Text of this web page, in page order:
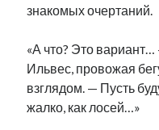
знакомых очертаний.
«А что? Это
Ильвес, провожая
взглядом. — Пусть
жалко, как лосей…»